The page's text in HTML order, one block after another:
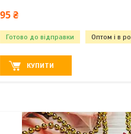
95 ₴
Готово до відправки Оптом і в
КУПИТИ